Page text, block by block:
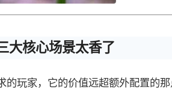
大核心场景太香了
玩家，它的价值远超额外配置的那